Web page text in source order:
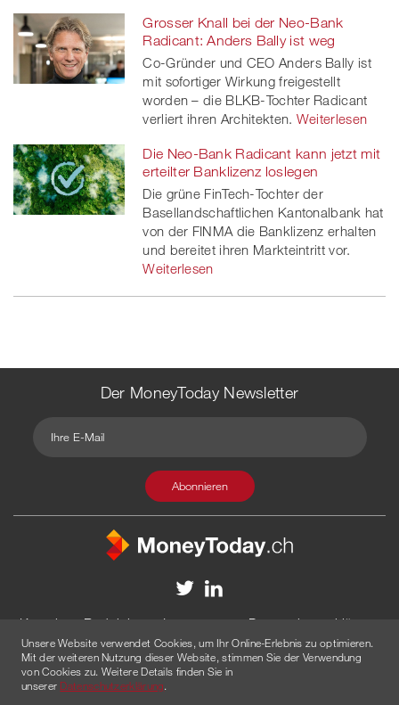
Grosser Knall bei der Neo-Bank
Radicant: Anders Bally ist weg
Co-Gründer und CEO Anders Bally ist
mit sofortiger Wirkung freigestellt
worden – die BLKB-Tochter Radicant
verliert ihren Architekten. Weiterlesen
Die Neo-Bank Radicant kann jetzt mit
erteilter Banklizenz loslegen
Die grüne FinTech-Tochter der
Basellandschaftlichen Kantonalbank hat
von der FINMA die Banklizenz erhalten
und bereitet ihren Markteintritt vor.
Weiterlesen
Der MoneyToday Newsletter
Kontakt Redaktion Impressum
Datenschutzerklärung
Disclaimer
Werbung
© 2026 Created byAGENTUR AM WASSER
Unsere Website verwendet Cookies, um Ihr Online-Erlebnis zu optimieren.
Mit der weiteren Nutzung dieser Website, stimmen Sie der Verwendung
von Cookies zu. Weitere Details finden Sie in
unserer Datenschutzerklärung.